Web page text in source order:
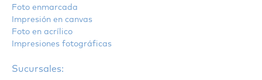
Foto enmarcada
Impresión en canvas
Foto en acrílico
Impresiones fotográficas
Sucursales: